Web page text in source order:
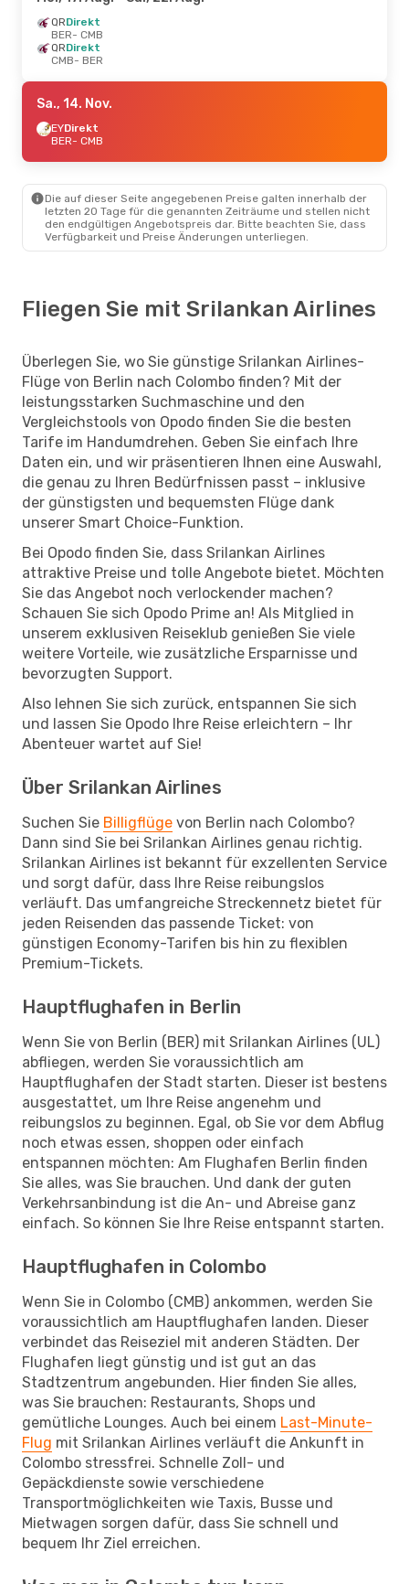
QRDirekt
BER- CMB
QRDirekt
CMB- BER
Sa., 14. Nov.
EYDirekt
BER- CMB
Die auf dieser Seite angegebenen Preise galten innerhalb der
letzten 20 Tage für die genannten Zeiträume und stellen nicht
den endgültigen Angebotspreis dar. Bitte beachten Sie, dass
Verfügbarkeit und Preise Änderungen unterliegen.
Fliegen Sie mit Srilankan Airlines
Überlegen Sie, wo Sie günstige Srilankan Airlines-
Flüge von Berlin nach Colombo finden? Mit der
leistungsstarken Suchmaschine und den
Vergleichstools von Opodo finden Sie die besten
Tarife im Handumdrehen. Geben Sie einfach Ihre
Daten ein, und wir präsentieren Ihnen eine Auswahl,
die genau zu Ihren Bedürfnissen passt – inklusive
der günstigsten und bequemsten Flüge dank
unserer Smart Choice-Funktion.
Bei Opodo finden Sie, dass Srilankan Airlines
attraktive Preise und tolle Angebote bietet. Möchten
Sie das Angebot noch verlockender machen?
Schauen Sie sich Opodo Prime an! Als Mitglied in
unserem exklusiven Reiseklub genießen Sie viele
weitere Vorteile, wie zusätzliche Ersparnisse und
bevorzugten Support.
Also lehnen Sie sich zurück, entspannen Sie sich
und lassen Sie Opodo Ihre Reise erleichtern – Ihr
Abenteuer wartet auf Sie!
Über Srilankan Airlines
Suchen Sie Billigflüge von Berlin nach Colombo?
Dann sind Sie bei Srilankan Airlines genau richtig.
Srilankan Airlines ist bekannt für exzellenten Service
und sorgt dafür, dass Ihre Reise reibungslos
verläuft. Das umfangreiche Streckennetz bietet für
jeden Reisenden das passende Ticket: von
günstigen Economy-Tarifen bis hin zu flexiblen
Premium-Tickets.
Hauptflughafen in Berlin
Wenn Sie von Berlin (BER) mit Srilankan Airlines (UL)
abfliegen, werden Sie voraussichtlich am
Hauptflughafen der Stadt starten. Dieser ist bestens
ausgestattet, um Ihre Reise angenehm und
reibungslos zu beginnen. Egal, ob Sie vor dem Abflug
noch etwas essen, shoppen oder einfach
entspannen möchten: Am Flughafen Berlin finden
Sie alles, was Sie brauchen. Und dank der guten
Verkehrsanbindung ist die An- und Abreise ganz
einfach. So können Sie Ihre Reise entspannt starten.
Hauptflughafen in Colombo
Wenn Sie in Colombo (CMB) ankommen, werden Sie
voraussichtlich am Hauptflughafen landen. Dieser
verbindet das Reiseziel mit anderen Städten. Der
Flughafen liegt günstig und ist gut an das
Stadtzentrum angebunden. Hier finden Sie alles,
was Sie brauchen: Restaurants, Shops und
gemütliche Lounges. Auch bei einem Last-Minute-
Flug mit Srilankan Airlines verläuft die Ankunft in
Colombo stressfrei. Schnelle Zoll- und
Gepäckdienste sowie verschiedene
Transportmöglichkeiten wie Taxis, Busse und
Mietwagen sorgen dafür, dass Sie schnell und
bequem Ihr Ziel erreichen.